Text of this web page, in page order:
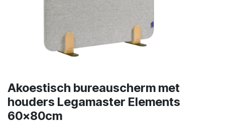
Akoestisch bureauscherm met
houders Legamaster Elements
60x80cm